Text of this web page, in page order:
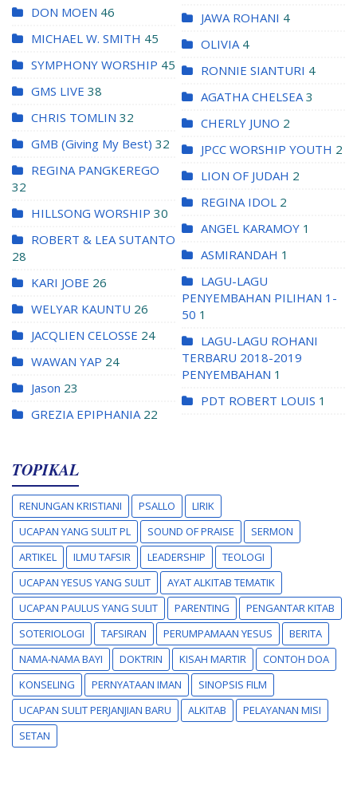
DON MOEN 46
MICHAEL W. SMITH 45
SYMPHONY WORSHIP 45
GMS LIVE 38
CHRIS TOMLIN 32
GMB (Giving My Best) 32
REGINA PANGKEREGO
32
HILLSONG WORSHIP 30
ROBERT & LEA SUTANTO
28
KARI JOBE 26
WELYAR KAUNTU 26
JACQLIEN CELOSSE 24
WAWAN YAP 24
Jason 23
GREZIA EPIPHANIA 22
JAWA ROHANI 4
OLIVIA 4
RONNIE SIANTURI 4
AGATHA CHELSEA 3
CHERLY JUNO 2
JPCC WORSHIP YOUTH 2
LION OF JUDAH 2
REGINA IDOL 2
ANGEL KARAMOY 1
ASMIRANDAH 1
LAGU-LAGU
PENYEMBAHAN PILIHAN 1-
50 1
LAGU-LAGU ROHANI
TERBARU 2018-2019
PENYEMBAHAN 1
PDT ROBERT LOUIS 1
TOPIKAL
RENUNGAN KRISTIANI PSALLO
LIRIK
UCAPAN YANG SULIT PL
SOUND OF PRAISE
SERMON
ARTIKEL
ILMU TAFSIR LEADERSHIP
TEOLOGI
UCAPAN YESUS YANG SULIT
AYAT ALKITAB TEMATIK
UCAPAN PAULUS YANG SULIT
PARENTING
PENGANTAR KITAB
SOTERIOLOGI
TAFSIRAN PERUMPAMAAN YESUS
BERITA
NAMA-NAMA BAYI
DOKTRIN KISAH MARTIR
CONTOH DOA
KONSELING
PERNYATAAN IMAN
SINOPSIS FILM
UCAPAN SULIT PERJANJIAN BARU
ALKITAB
PELAYANAN MISI
SETAN